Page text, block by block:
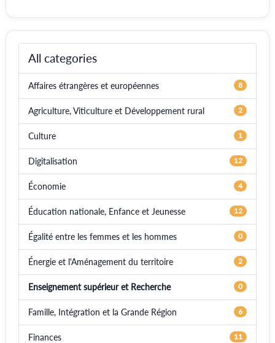
All categories
Affaires étrangères et européennes 8
Agriculture, Viticulture et Développement rural 2
Culture 1
Digitalisation 12
Économie 4
Éducation nationale, Enfance et Jeunesse 12
Égalité entre les femmes et les hommes 0
Énergie et l'Aménagement du territoire 2
Enseignement supérieur et Recherche 0
Famille, Intégration et la Grande Région 6
Finances 11